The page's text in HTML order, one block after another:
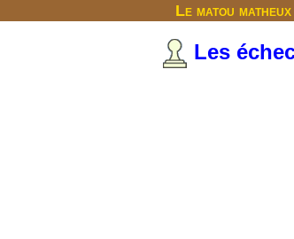
Le matou matheux
Les